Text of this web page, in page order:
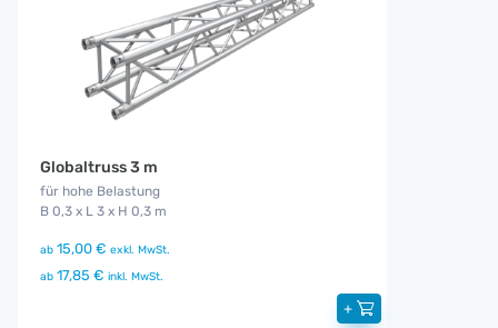
Globaltruss 3 m
für hohe Belastung
B 0,3 x L 3 x H 0,3 m
ab 15,00 € exkl. MwSt.
ab 17,85 € inkl. MwSt.
+